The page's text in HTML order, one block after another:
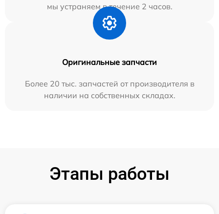
мы устраняем в течение 2 часов.
Оригинальные запчасти
Более 20 тыс. запчастей от производителя в
наличии на собственных складах.
Этапы работы